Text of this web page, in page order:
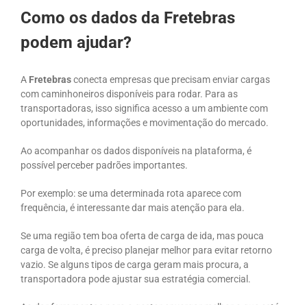
Como os dados da Fretebras
podem ajudar?
A Fretebrasconecta empresas que precisam enviar cargas
com caminhoneiros disponíveis para rodar. Para as
transportadoras, isso significa acesso a um ambiente com
oportunidades, informações e movimentação do mercado.
Ao acompanhar os dados disponíveis na plataforma, é
possível perceber padrões importantes.
Por exemplo: se uma determinada rota aparece com
frequência, é interessante dar mais atenção para ela.
Se uma região tem boa oferta de carga de ida, mas pouca
carga de volta, é preciso planejar melhor para evitar retorno
vazio. Se alguns tipos de carga geram mais procura, a
transportadora pode ajustar sua estratégia comercial.